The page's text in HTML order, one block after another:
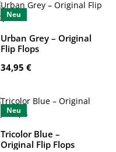
Neu
Urban Grey – Original
Flip Flops
Regulärer Preis:
34,95 €
Neu
Tricolor Blue –
Original Flip Flops